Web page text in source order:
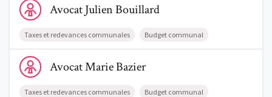
AvocatJulienBouillard
Taxes et redevances communales Budget communal
Voir le profil de AvocatMarie Bazier
AvocatMarieBazier
Taxes et redevances communales Budget communal